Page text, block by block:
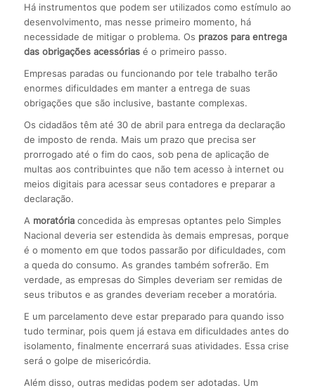
Há instrumentos que podem ser utilizados como estímulo ao
desenvolvimento, mas nesse primeiro momento, há
necessidade de mitigar o problema. Os prazos para entrega
das obrigações acessóriasé o primeiro passo.
Empresas paradas ou funcionando por tele trabalho terão
enormes dificuldades em manter a entrega de suas
obrigações que são inclusive, bastante complexas.
Os cidadãos têm até 30 de abril para entrega da declaração
de imposto de renda. Mais um prazo que precisa ser
prorrogado até o fim do caos, sob pena de aplicação de
multas aos contribuintes que não tem acesso à internet ou
meios digitais para acessar seus contadores e preparar a
declaração.
A moratóriaconcedida às empresas optantes pelo Simples
Nacional deveria ser estendida às demais empresas, porque
é o momento em que todos passarão por dificuldades, com
a queda do consumo. As grandes também sofrerão. Em
verdade, as empresas do Simples deveriam ser remidas de
seus tributos e as grandes deveriam receber a moratória.
E um parcelamento deve estar preparado para quando isso
tudo terminar, pois quem já estava em dificuldades antes do
isolamento, finalmente encerrará suas atividades. Essa crise
será o golpe de misericórdia.
Além disso, outras medidas podem ser adotadas. Um